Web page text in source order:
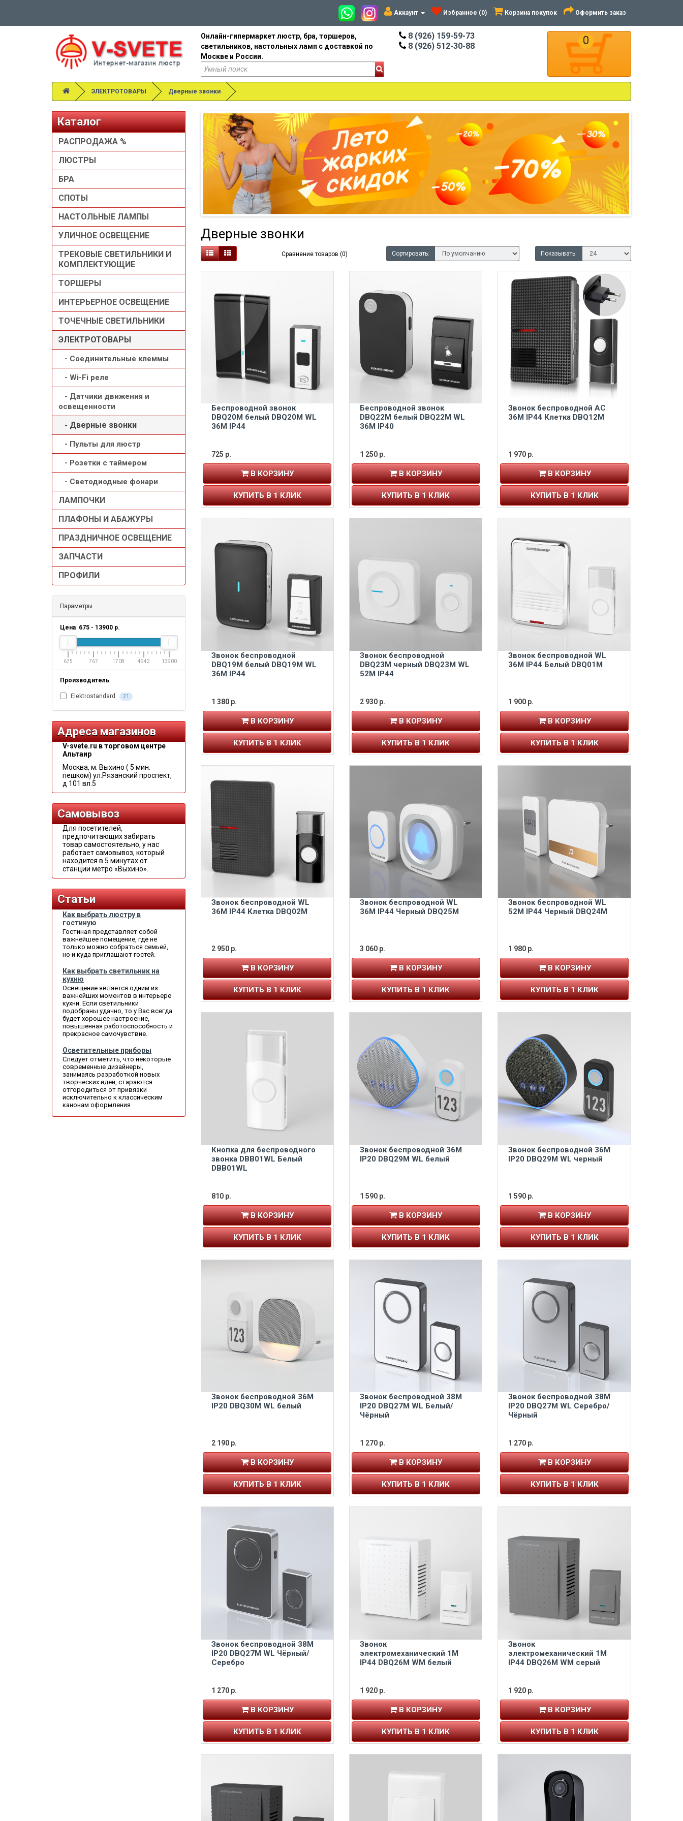
Аккаунт Избранное (0) Корзина покупок Оформить заказ
Онлайн-гипермаркет люстр, бра, торшеров,
светильников, настольных ламп с доставкой по
Москве и России.
8 (926) 159-59-73
8 (926) 512-30-88
0
ЭЛЕКТРОТОВАРЫ Дверные звонки
Каталог
РАСПРОДАЖА %
ЛЮСТРЫ
БРА
СПОТЫ
НАСТОЛЬНЫЕ ЛАМПЫ
УЛИЧНОЕ ОСВЕЩЕНИЕ
ТРЕКОВЫЕ СВЕТИЛЬНИКИ И
КОМПЛЕКТУЮЩИЕ
ТОРШЕРЫ
ИНТЕРЬЕРНОЕ ОСВЕЩЕНИЕ
ТОЧЕЧНЫЕ СВЕТИЛЬНИКИ
ЭЛЕКТРОТОВАРЫ
- Cоединительные клеммы
- Wi-Fi реле
- Датчики движения и
освещенности
- Дверные звонки
- Пульты для люстр
- Розетки с таймером
- Светодиодные фонари
ЛАМПОЧКИ
ПЛАФОНЫ И АБАЖУРЫ
ПРАЗДНИЧНОЕ ОСВЕЩЕНИЕ
ЗАПЧАСТИ
ПРОФИЛИ
Параметры
Цена 675 - 13900 р.
675 767 1708 4942 13900
Производитель
Elektrostandard 21
Адреса магазинов
V-svete.ru в торговом центре
Альтаир
Москва, м. Выхино ( 5 мин.
пешком) ул.Рязанский проспект,
д 101 вл.5
Самовывоз
Для посетителей,
предпочитающих забирать
товар самостоятельно, у нас
работает самовывоз, который
находится в 5 минутах от
станции метро «Выхино».
Статьи
Как выбрать люстру в
гостиную
Гостиная представляет собой
важнейшее помещение, где не
только можно собраться семьей,
но и куда приглашают гостей.
Как выбрать светильник на
кухню
Освещение является одним из
важнейших моментов в интерьере
кухни. Если светильники
подобраны удачно, то у Вас всегда
будет хорошее настроение,
повышенная работоспособность и
прекрасное самочувствие.
Осветительные приборы
Следует отметить, что некоторые
современные дизайнеры,
занимаясь разработкой новых
творческих идей, стараются
отгородиться от привязки
исключительно к классическим
канонам оформления
Дверные звонки
Сравнение товаров (0) Сортировать: Показывать:
Беспроводной звонок
DBQ20M белый DBQ20M WL
36M IP44
725 р.
В КОРЗИНУ
КУПИТЬ В 1 КЛИК
Беспроводной звонок
DBQ22M белый DBQ22M WL
36M IP40
1 250 р.
В КОРЗИНУ
КУПИТЬ В 1 КЛИК
Звонок беспроводной AC
36M IP44 Клетка DBQ12M
1 970 р.
В КОРЗИНУ
КУПИТЬ В 1 КЛИК
Звонок беспроводной
DBQ19M белый DBQ19M WL
36M IP44
1 380 р.
В КОРЗИНУ
КУПИТЬ В 1 КЛИК
Звонок беспроводной
DBQ23M черный DBQ23M WL
52M IP44
2 930 р.
В КОРЗИНУ
КУПИТЬ В 1 КЛИК
Звонок беспроводной WL
36M IP44 Белый DBQ01M
1 900 р.
В КОРЗИНУ
КУПИТЬ В 1 КЛИК
Звонок беспроводной WL
36M IP44 Клетка DBQ02M
2 950 р.
В КОРЗИНУ
КУПИТЬ В 1 КЛИК
Звонок беспроводной WL
36M IP44 Черный DBQ25M
3 060 р.
В КОРЗИНУ
КУПИТЬ В 1 КЛИК
Звонок беспроводной WL
52M IP44 Черный DBQ24M
1 980 р.
В КОРЗИНУ
КУПИТЬ В 1 КЛИК
Кнопка для беспроводного
звонка DBB01WL Белый
DBB01WL
810 р.
В КОРЗИНУ
КУПИТЬ В 1 КЛИК
Звонок беспроводной 36M
IP20 DBQ29M WL белый
1 590 р.
В КОРЗИНУ
КУПИТЬ В 1 КЛИК
Звонок беспроводной 36M
IP20 DBQ29M WL черный
1 590 р.
В КОРЗИНУ
КУПИТЬ В 1 КЛИК
Звонок беспроводной 36M
IP20 DBQ30M WL белый
2 190 р.
В КОРЗИНУ
КУПИТЬ В 1 КЛИК
Звонок беспроводной 38M
IP20 DBQ27M WL Белый/
Чёрный
1 270 р.
В КОРЗИНУ
КУПИТЬ В 1 КЛИК
Звонок беспроводной 38M
IP20 DBQ27M WL Серебро/
Чёрный
1 270 р.
В КОРЗИНУ
КУПИТЬ В 1 КЛИК
Звонок беспроводной 38M
IP20 DBQ27M WL Чёрный/
Серебро
1 270 р.
В КОРЗИНУ
КУПИТЬ В 1 КЛИК
Звонок
электромеханический 1M
IP44 DBQ26M WM белый
1 920 р.
В КОРЗИНУ
КУПИТЬ В 1 КЛИК
Звонок
электромеханический 1M
IP44 DBQ26M WM серый
1 920 р.
В КОРЗИНУ
КУПИТЬ В 1 КЛИК